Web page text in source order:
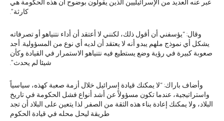
عبر عنه العديد من الإسرائيليين الذين ‏يقولون بوضوح أن هذه الحكومة هي
كارثة”.‏
وقال: “يؤسفني أن أقول ذلك، لكنني لا أعتقد أن أداء نتنياهو أو تصرفاته
يشكل أي نموذج ملهم ‏يبدو أنه لا يعتقد أن لديه أي نوع من المسؤولية. أجد
صعوبة كبيرة في رؤية وضع يستطيع فيه ‏نتنياهو الاستمرار في القيادة وكأن
شيئا لم يحدث”.‏
وأضاف باراك: “لا يمكنك قيادة إسرائيل خلال أزمة صعبة كهذه، سياسياً
واستراتيجية، عندما ‏تكون مسؤولاً عن أشد أنواع فشل الحكومة في تاريخ
البلاد، ولا يمكنك إعادة بناء هذه الثقة ‏من الصفر. لذا يتعين على البلاد أن تجد
طريقة ليحل محله في قيادة الحكوم